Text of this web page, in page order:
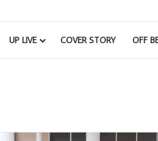
UP LIVE COVER STORY OFF